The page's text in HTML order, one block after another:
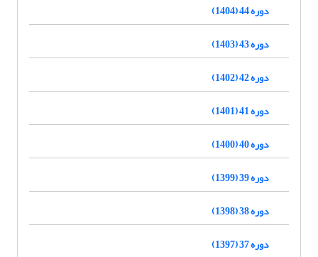
دوره 44 (1404)
دوره 43 (1403)
دوره 42 (1402)
دوره 41 (1401)
دوره 40 (1400)
دوره 39 (1399)
دوره 38 (1398)
دوره 37 (1397)